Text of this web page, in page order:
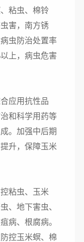
粘虫、棉铃
害，南方锈
虫防治处置率
以上，病虫危害
应用抗性品
和科学用药等
。加强中后期
升，保障玉米
粘虫、玉米
、地下害虫、
病、根腐病。
控玉米螟、棉